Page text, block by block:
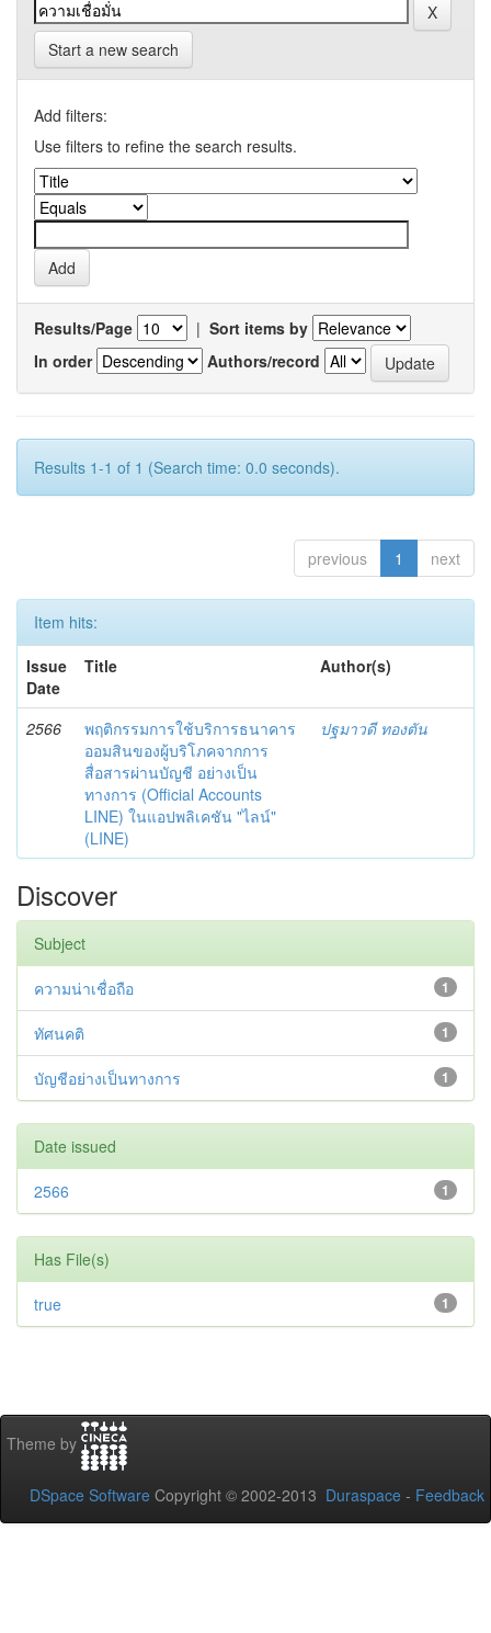
Start a new search
Add filters:
Use filters to refine the search results.
Results/Page | Sort items by
In order
Authors/record
Results 1-1 of 1 (Search time: 0.0 seconds).
previous 1 next
Item hits:
Issue
Date
Title Author(s)
2566
พฤติกรรมการใช้บริการธนาคาร
ออมสินของผู้บริโภคจากการ
สื่อสารผ่านบัญชี อย่างเป็น
ทางการ (Official Accounts
LINE) ในแอปพลิเคชัน "ไลน์"
(LINE)
ปฐมาวดี ทองตัน
Discover
Subject
1
ความน่าเชื่อถือ
1
ทัศนคติ
1
บัญชีอย่างเป็นทางการ
Date issued
1
2566
Has File(s)
1
true
Theme by
DSpace Software Copyright © 2002-2013 Duraspace - Feedback